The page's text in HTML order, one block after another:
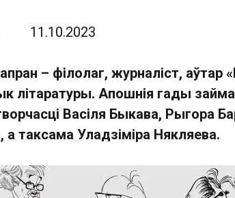
11.10.2023
– філолаг, журналіст, аўтар
літаратуры. Апошнія гады
Васіля Быкава, Рыгора
а таксама Уладзіміра Някляева.